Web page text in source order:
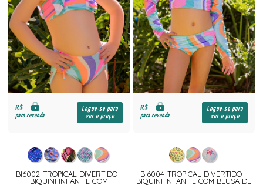
R$
para revenda
Logue-se para
ver o preço
BI6002-TROPICAL DIVERTIDO -
BIQUINI INFANTIL COM
R$
para revenda
Logue-se para
ver o preço
BI6004-TROPICAL DIVERTIDO -
BIQUINI INFANTIL COM BLUSA DE